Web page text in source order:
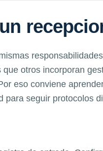
otros incorporan
eso conviene
para seguir protocolos